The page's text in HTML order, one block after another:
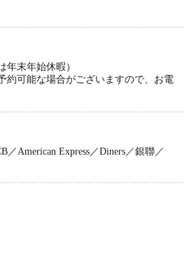
年末年始休暇）
約可能な場合がございますので、お電
／American Express／Diners／銀聯／